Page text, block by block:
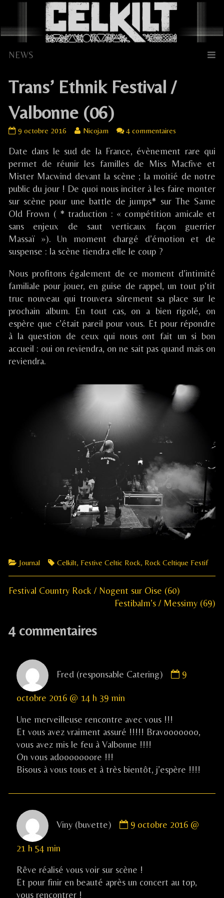
content
Trans’ Ethnik Festival /
Valbonne (06)
Trans’
Festival
/
Valbonne
published
on
9 octobre 2016
Read
posts
by
of
Trans’
Ethnik
Festival
(06),
Nicojam 4 commentaires
Ethnik
Festival
/
(06)
Date dans le sud de la France, évènement rare qui
permet de réunir les familles de Miss Macfive et
Mister Macwind devant la scène ; la moitié de notre
public du jour ! De quoi nous inciter à les faire monter
sur scène pour une battle de jumps* sur The Same
Old Frown ( * traduction : « compétition amicale et
sans enjeux de saut verticaux façon guerrier
Massaï »). Un moment chargé d’émotion et de
suspense : la scène tiendra elle le coup ?
Nous profitons également de ce moment d’intimité
familiale pour jouer, en guise de rappel, un tout p’tit
truc nouveau qui trouvera sûrement sa place sur le
prochain album. En tout cas, on a bien rigolé, on
espère que c’était pareil pour vous. Et pour répondre
à la question de ceux qui nous ont fait un si bon
accueil : oui on reviendra, on ne sait pas quand mais on
reviendra.
Categories
Journal Tags
Celkilt, Festive Celtic Rock, Rock Celtique Festif
Navigation
l’article
Previous
​Festival Country Rock / Nogent sur Oise (60)
Next
Festibalm’s / Messimy (69)
4 commentaires
Fred (responsable Catering)
by
9
octobre 2016 @ 14 h 39 min
Une merveilleuse rencontre avec vous !!!
Et vous avez vraiment assuré !!!!! Bravooooooo,
vous avez mis le feu à Valbonne !!!!
On vous adooooooore !!!
Bisous à vous tous et à très bientôt, j’espère !!!!
Viny (buvette)
by
published
9 octobre 2016 @
21 h 54 min
Rêve réalisé vous voir sur scène !
Et pour finir en beauté après un concert au top,
vous rencontrer !